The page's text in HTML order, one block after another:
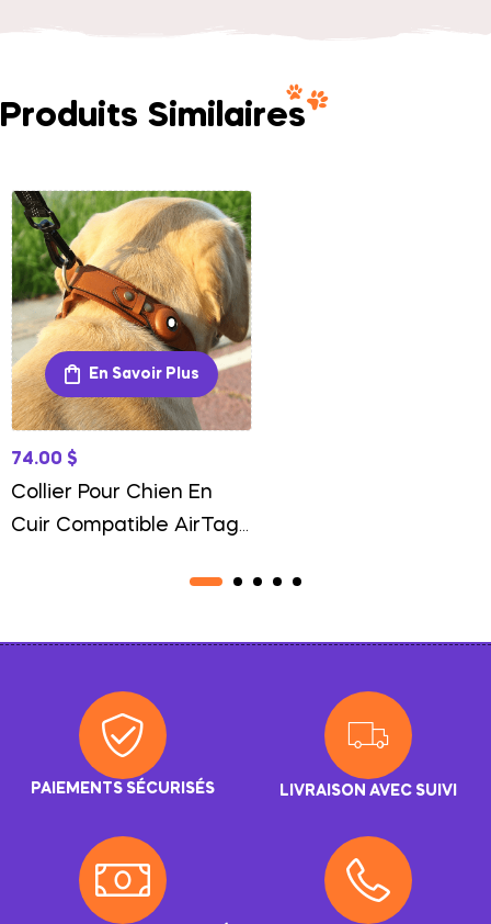
Produits Similaires
En Savoir Plus
74.00 $
Collier Pour Chien En
Cuir Compatible AirTag
PAIEMENTS SÉCURISÉS LIVRAISON AVEC SUIVI